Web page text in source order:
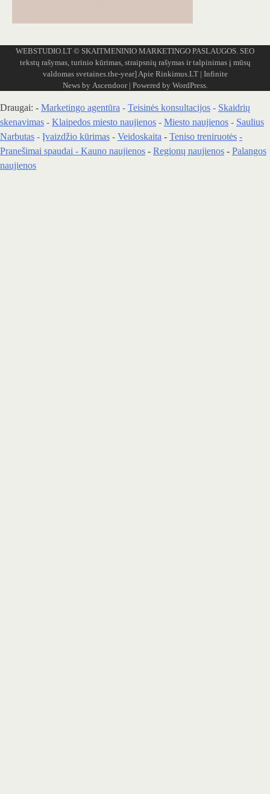
WEBSTUDIO.LT © SKAITMENINIO MARKETINGO PASLAUGOS. SEO
tekstų rašymas, turinio kūrimas, straipsnių rašymas ir talpinimas į mūsų
valdomas svetaines.the-year] Apie Rinkimus.LT| Infinite
News by Ascendoor| Powered by WordPress.
Draugai: - Marketingo agentūra - Teisinės konsultacijos - Skaidrių
skenavimas - Klaipedos miesto naujienos - Miesto naujienos - Saulius
Narbutas - Įvaizdžio kūrimas - Veidoskaita - Teniso treniruotės -
Pranešimai spaudai - Kauno naujienos - Regionų naujienos - Palangos
naujienos